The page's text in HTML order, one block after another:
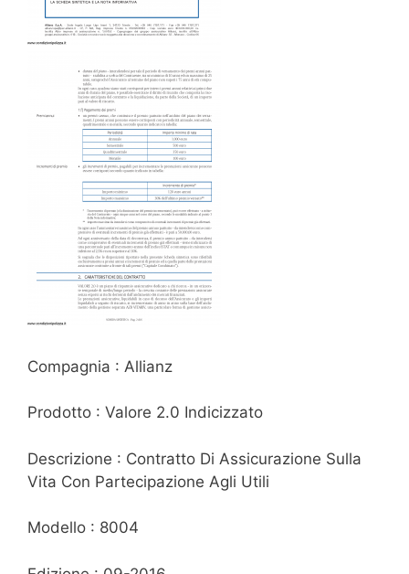
Compagnia : Allianz
Prodotto : Valore 2.0 Indicizzato
Descrizione : Contratto Di Assicurazione Sulla
Vita Con Partecipazione Agli Utili
Modello : 8004